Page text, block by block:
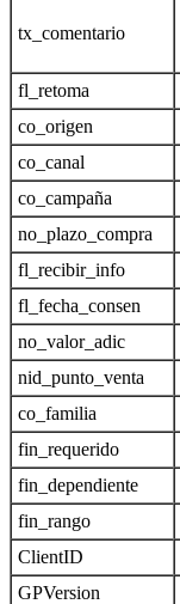
tx_comentario
fl_retoma
co_origen
co_canal
co_campaña
no_plazo_compra
fl_recibir_info
fl_fecha_consen
no_valor_adic
nid_punto_venta
co_familia
fin_requerido
fin_dependiente
fin_rango
ClientID
GPVersion